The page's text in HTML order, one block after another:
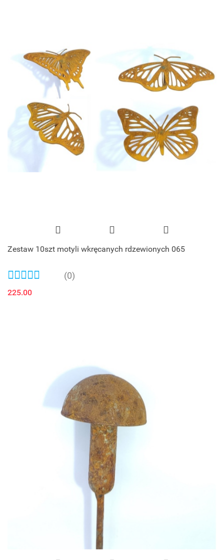
Zestaw 10szt motyli wkręcanych rdzewionych 065
(0)
225.00